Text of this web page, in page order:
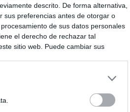
descrito. De forma alternativa,
sus preferencias antes de otorgar o
de sus datos personales
el derecho de rechazar tal
sitio web. Puede cambiar sus